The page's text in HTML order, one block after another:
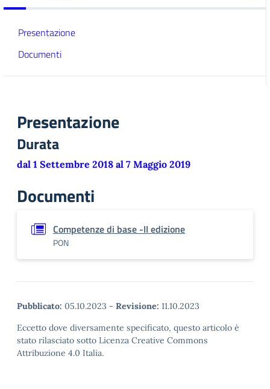
Presentazione
Documenti
Presentazione
Durata
dal 1 Settembre 2018 al 7 Maggio 2019
Documenti
Competenze di base -II edizione
PON
Pubblicato: 05.10.2023 - Revisione: 11.10.2023
Eccetto dove diversamente specificato, questo articolo è
stato rilasciato sotto Licenza Creative Commons
Attribuzione 4.0 Italia.